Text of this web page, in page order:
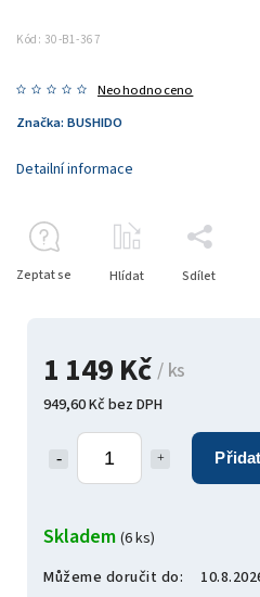
Kód: 30-B1-367
Neohodnoceno
Značka: BUSHIDO
1 149 Kč/ ks
949,60 Kč bez DPH
Skladem (6 ks)
Můžeme doručit do:
Detailní informace
Zeptat se Hlídat Sdílet